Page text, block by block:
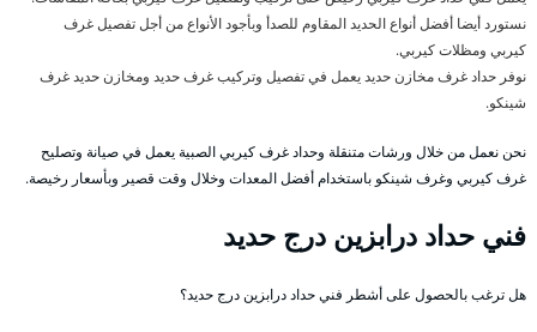
نستورد أيضا أفضل أنواع الحديد المقاوم للصدأ وبأجود الأنواع من أجل تفصيل غرف
كيربي ومظلات كيربي.
نوفر حداد غرف مخازن حديد يعمل في تفصيل وتركيب غرف حديد ومخازن حديد غرف
شينكو.
نحن نعمل من خلال ورشات متنقلة وحداد غرف كيربي الصبية يعمل في صيانة وتصليح
غرف كيربي وغرف شينكو باستخدام أفضل المعدات وخلال وقت قصير وبأسعار رخيصة.
فني حداد درابزين درج حديد
هل ترغب بالحصول على أشطر فني حداد درابزين درج حديد؟